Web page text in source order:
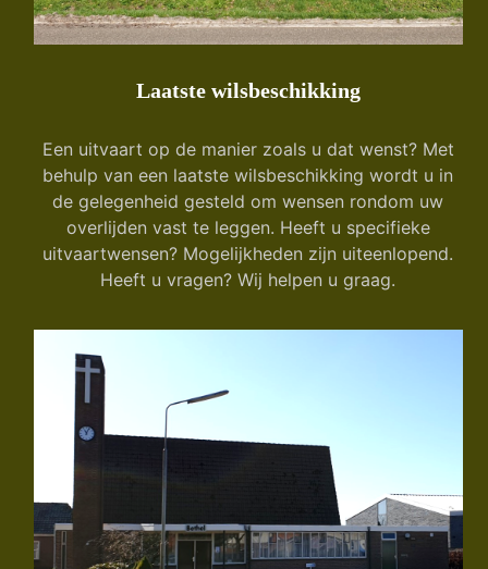
Laatste wilsbeschikking
Een uitvaart op de manier zoals u dat wenst? Met
behulp van een laatste wilsbeschikking wordt u in
de gelegenheid gesteld om wensen rondom uw
overlijden vast te leggen. Heeft u specifieke
uitvaartwensen? Mogelijkheden zijn uiteenlopend.
Heeft u vragen? Wij helpen u graag.